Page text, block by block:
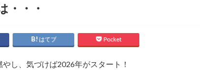
・・・
はてブ Pocket
し、気づけば2026年がスタート！